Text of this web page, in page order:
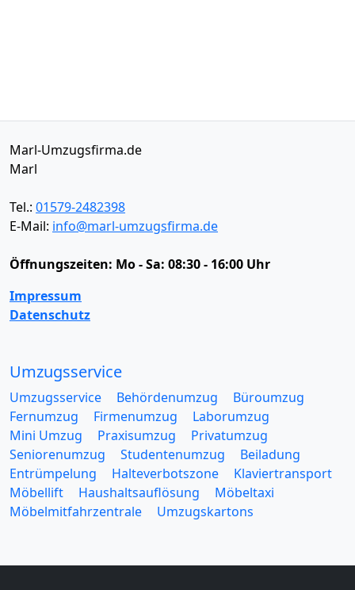
Marl-Umzugsfirma.de
Marl
Tel.: 01579-2482398
E-Mail: info@marl-umzugsfirma.de
Öffnungszeiten: Mo - Sa: 08:30 - 16:00 Uhr
Impressum
Datenschutz
Umzugsservice
Umzugsservice Behördenumzug
Büroumzug
Fernumzug
Firmenumzug
Laborumzug
Mini Umzug
Praxisumzug
Privatumzug
Seniorenumzug
Studentenumzug
Beiladung
Entrümpelung
Halteverbotszone
Klaviertransport
Möbellift
Haushaltsauflösung
Möbeltaxi
Möbelmitfahrzentrale
Umzugskartons